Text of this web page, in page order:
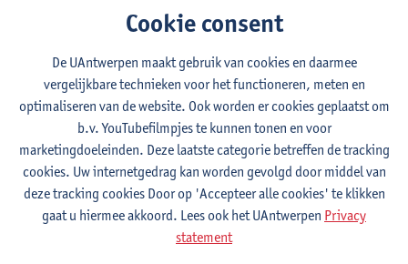
Dutch medieval literature
Evolutionary human sciences - ISSN 2513-843X-8 (2026) p. 1-
25
Mike Kestemont, Folgert Karsdorp, Jean-Baptiste Camps,
Sleiderink, Anne Chao
Citatielink
Cookie consent
De UAntwerpen maakt gebruik van cookies en daarmee
vergelijkbare technieken voor het functioneren, meten en
optimaliseren van de website. Ook worden er cookies geplaatst om
b.v. YouTubefilmpjes te kunnen tonen en voor
marketingdoeleinden. Deze laatste categorie betreffen de tracking
cookies. Uw internetgedrag kan worden gevolgd door middel van
deze tracking cookies Door op 'Accepteer alle cookies' te klikken
gaat u hiermee akkoord. Lees ook het UAntwerpen Privacy
statement